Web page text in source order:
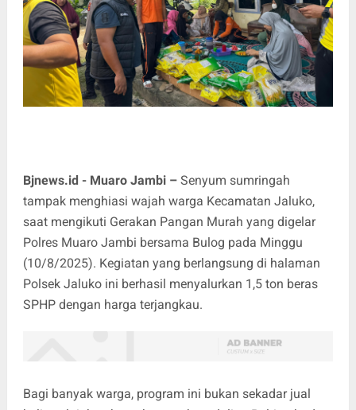
Bjnews.id - Muaro Jambi –Senyum sumringah
tampak menghiasi wajah warga Kecamatan Jaluko,
saat mengikuti Gerakan Pangan Murah yang digelar
Polres Muaro Jambi bersama Bulog pada Minggu
(10/8/2025). Kegiatan yang berlangsung di halaman
Polsek Jaluko ini berhasil menyalurkan 1,5 ton beras
SPHP dengan harga terjangkau.
Bagi banyak warga, program ini bukan sekadar jual